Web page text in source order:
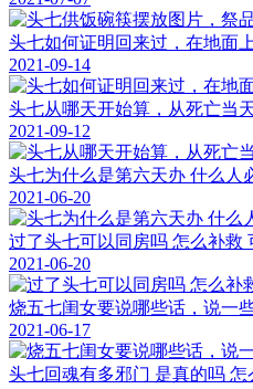
头七如何证明回来过，在地面
2021-09-14
头七从哪天开始算，从死亡当
2021-09-12
头七为什么是第六天办 什么人
2021-06-20
过了头七可以同房吗 怎么补救
2021-06-20
烧五七闺女要说哪些话，说一
2021-06-17
头七回魂有多邪门 是真的吗 怎